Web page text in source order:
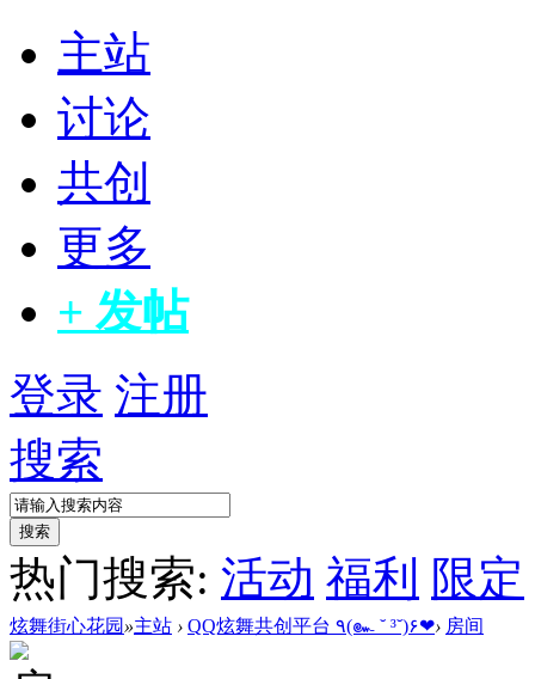
主站
讨论
共创
更多
+ 发帖
登录 注册
搜索
搜索
热门搜索: 活动 福利 限定
炫舞街心花园 »主站 › QQ炫舞共创平台 ٩(๛ ˘ ³˘)۶❤› 房间